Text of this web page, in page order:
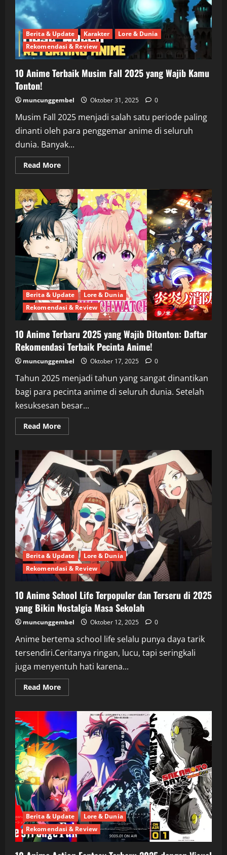
Susah
Move
Berita & Update Karakter
Lore & Dunia
Rekomendasi & Review
10 Anime Terbaik Musim Fall 2025 yang Wajib Kamu
Tonton!
muncunggembel Oktober 31, 2025 0
Musim Fall 2025 menjadi salah satu periode paling
dinanti oleh para penggemar anime di seluruh
dunia. Banyak...
Read MoreRead
more
Anime
Terbaik
Musim
Fall
2025
yang
Wajib
Kamu
Tonton!
Berita & Update
Lore & Dunia
Rekomendasi & Review
10 Anime Terbaru 2025 yang Wajib Ditonton: Daftar
Rekomendasi Terbaik Pecinta Anime!
muncunggembel Oktober 17, 2025 0
Tahun 2025 menjadi tahun yang sangat dinantikan
bagi para pecinta anime di seluruh dunia. Setelah
kesuksesan besar...
Read MoreRead
more
Anime
Terbaru
2025
yang
Wajib
Ditonton:
Daftar
Rekomendasi
Terbaik
Pecinta
Anime!
Berita & Update
Lore & Dunia
Rekomendasi & Review
10 Anime School Life Terpopuler dan Terseru di 2025
yang Bikin Nostalgia Masa Sekolah
muncunggembel Oktober 12, 2025 0
Anime bertema school life selalu punya daya tarik
tersendiri.Ceritanya ringan, lucu, tapi seringkali
juga menyentuh hati karena...
Read MoreRead
more
Anime
School
Life
Terpopuler
dan
Terseru
di
2025
yang
Bikin
Nostalgia
Masa
Sekolah
Berita & Update
Lore & Dunia
Rekomendasi & Review